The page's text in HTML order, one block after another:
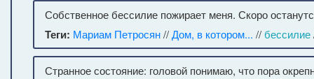
Собственное бессилие пожирает меня. Скоро
Теги: Мариам Петросян//Дом, в котором... //бессилие
Странное состояние: головой понимаю, что пора